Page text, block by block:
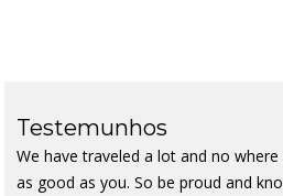
Testemunhos
We have traveled a lot and no
as good as you. So be proud and